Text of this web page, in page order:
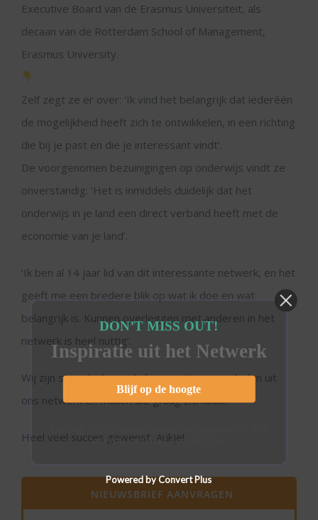
Executive Board van de Erasmus Universiteit, als
decaan van de Rotterdam School of Management,
Erasmus University.
Zelf zegt ze er over: ‘Ik vind het belangrijk dat iederéén
de mogelijkheid heeft zich te ontwikkelen, in een richting
die bij je past en die je interessant vindt’.
De voorgenomen bezuinigingen op onderwijs vindt ze
onverstandig: ‘Het is inmiddels duidelijk dat het
onderwijs in je land een direct verband heeft met de
economie van je land’.
‘Ik ben al 14 jaar lid van dit interessante netwerk, en het
geeft me een bredere blik op wat ik doe en wat
belangrijk is. Kunnen overleggen met anderen in het
netwerk is heel nuttig’.
Wij zijn supertrots op de benoemingen van leden uit
ons netwerk en maken die graag zichtbaar.
Heel veel succes gewenst, Aukje!
NIEUWSBRIEF AANVRAGEN
DON’T MISS OUT!
Inspiratie uit het Netwerk
Blijf op de hoogte
een klik kunt u het weer stoppen.
Powered by Convert Plus